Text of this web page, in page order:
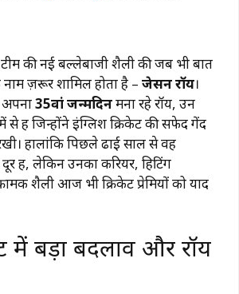
की नई बल्लेबाजी शैली की जब भी बात
ज़रूर शामिल होता है – जेसन रॉय।
35वां जन्मदिनमना रहे रॉय, उन
से हैं जिन्होंने इंग्लिश क्रिकेट की सफेद गेंद
हालांकि पिछले ढाई साल से वह
दूर हैं, लेकिन उनका करियर, हिटिंग
शैली आज भी क्रिकेट प्रेमियों को याद
में बड़ा बदलाव और रॉय